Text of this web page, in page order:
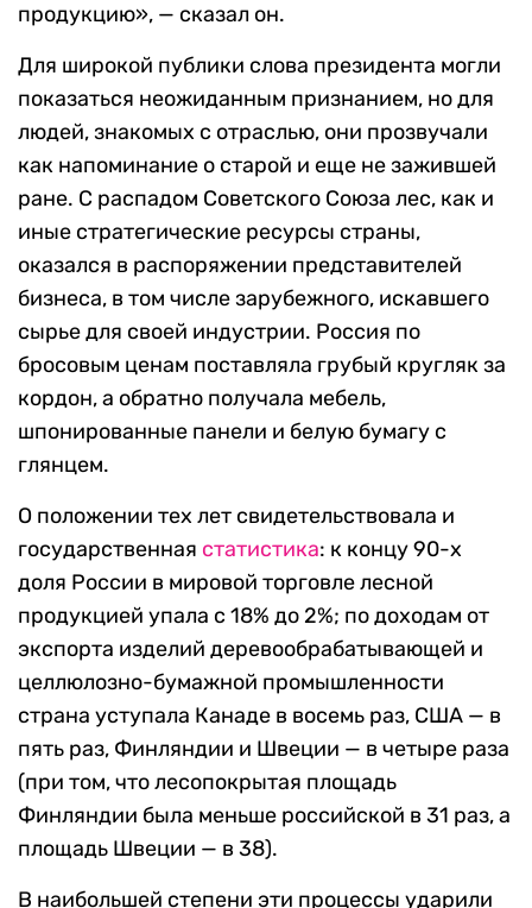
продукцию», — сказал он.
Для широкой публики слова президента могли
показаться неожиданным признанием, но для
людей, знакомых с отраслью, они прозвучали
как напоминание о старой и еще не зажившей
ране. С распадом Советского Союза лес, как и
иные стратегические ресурсы страны,
оказался в распоряжении представителей
бизнеса, в том числе зарубежного, искавшего
сырье для своей индустрии. Россия по
бросовым ценам поставляла грубый кругляк за
кордон, а обратно получала мебель,
шпонированные панели и белую бумагу с
глянцем.
О положении тех лет свидетельствовала и
государственная статистика: к концу 90-х
доля России в мировой торговле лесной
продукцией упала с 18% до 2%; по доходам от
экспорта изделий деревообрабатывающей и
целлюлозно-бумажной промышленности
страна уступала Канаде в восемь раз, США — в
пять раз, Финляндии и Швеции — в четыре раза
(при том, что лесопокрытая площадь
Финляндии была меньше российской в 31 раз, а
площадь Швеции — в 38).
В наибольшей степени эти процессы ударили